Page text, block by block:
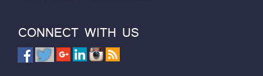
CONNECT WITH US